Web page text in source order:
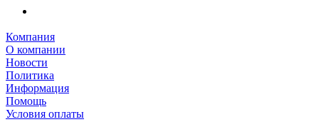
Компания
О компании
Новости
Политика
Информация
Помощь
Условия оплаты